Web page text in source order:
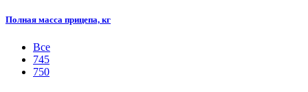
Полная масса прицепа, кг
Все
745
750